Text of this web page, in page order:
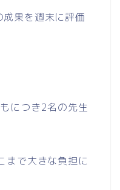
果を週末に評価
につき2名の先生
まで大きな負担に